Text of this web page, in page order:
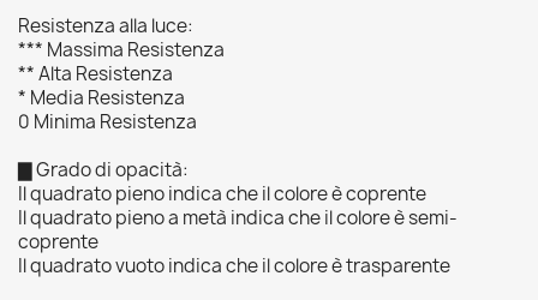
Resistenza alla luce:
*** Massima Resistenza
** Alta Resistenza
* Media Resistenza
0 Minima Resistenza
▇ Grado di opacità:
Il quadrato pieno indica che il colore è coprente
Il quadrato pieno a metà indica che il colore è semi-
coprente
Il quadrato vuoto indica che il colore è trasparente